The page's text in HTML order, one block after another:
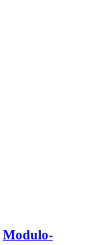
Modulo-